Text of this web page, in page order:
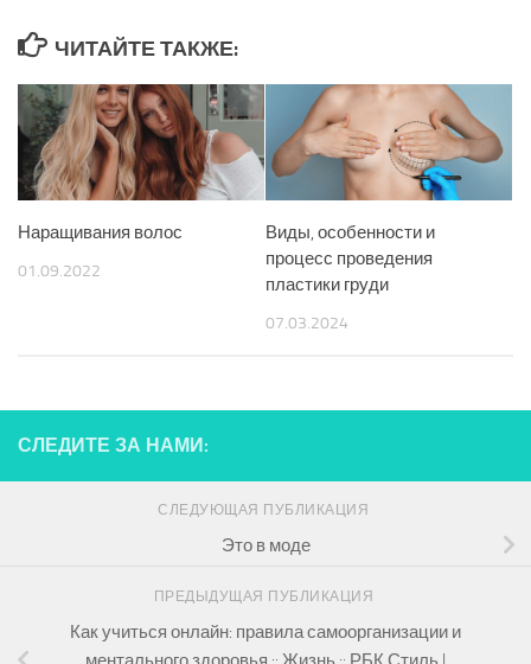
ЧИТАЙТЕ ТАКЖЕ:
Наращивания волос
01.09.2022
Виды, особенности и
процесс проведения
пластики груди
07.03.2024
СЛЕДИТЕ ЗА НАМИ:
СЛЕДУЮЩАЯ ПУБЛИКАЦИЯ
Это в моде
ПРЕДЫДУЩАЯ ПУБЛИКАЦИЯ
Как учиться онлайн: правила самоорганизации и